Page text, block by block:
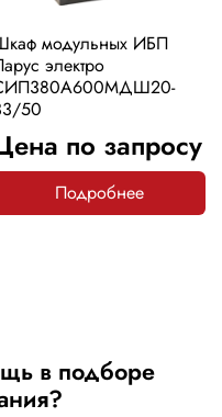
модульных ИБП
электро
50
по запросу
Подробнее
в подборе